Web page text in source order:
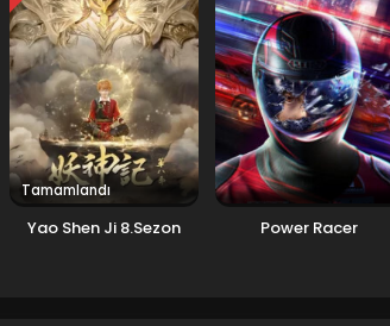
Tamamlandı
Yao Shen Ji 8.Sezon Power Racer